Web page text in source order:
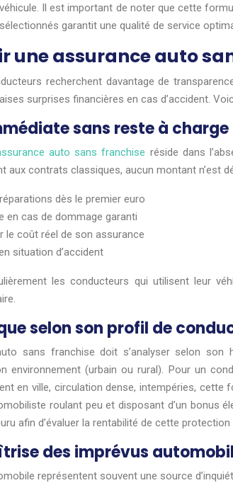
Il est important de noter que cette
garantit une qualité de service
une assurance auto
recherchent davantage de
surprises financières en cas d’accident.
sans reste à charge
auto sans franchise réside dans
aux contrats classiques, aucun montant n’est
dès le premier euro
en cas de dommage garanti
le coût réel de son assurance
situation d’accident
les conducteurs qui utilisent leur
selon son profil de
sans franchise doit s’analyser selon son
environnement (urbain ou rural). Pour un
en ville, circulation dense, intempéries, cette
roulant peu et disposant d’un bonus
afin d’évaluer la rentabilité de cette
des imprévus
représentent souvent une source